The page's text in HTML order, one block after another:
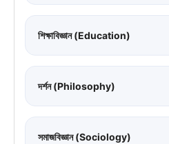
শিক্ষাবিজ্ঞান (Education)
দর্শন (Philosophy)
সমাজবিজ্ঞান (Sociology)